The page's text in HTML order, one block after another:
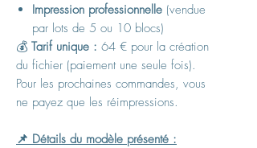
Impression professionnelle (vendue
par lots de 5 ou 10 blocs)
💰 Tarif unique : 64 € pour la création
du fichier (paiement une seule fois).
Pour les prochaines commandes, vous
ne payez que les réimpressions.
📌 Détails du modèle présenté :